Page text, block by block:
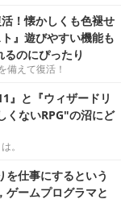
！懐かしくも色褪せ
』遊びやすい機能も
のにぴったり
備えて復活！
』と『ウィザードリ
くないRPG"の沼にど
。
を仕事にするという
ゲームプログラマと